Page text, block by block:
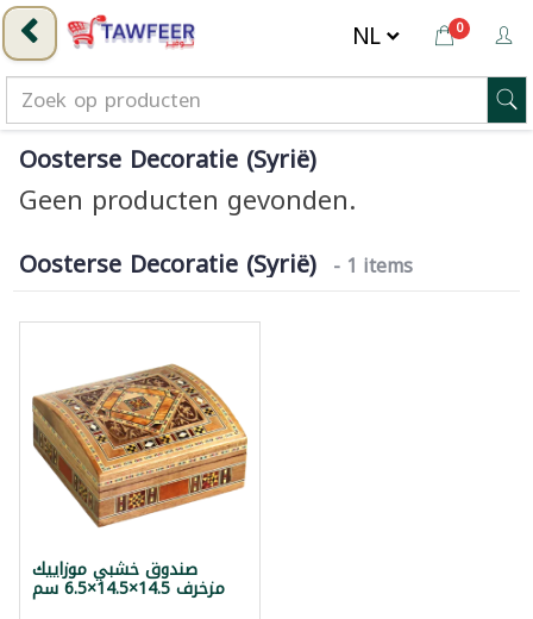
0
Oosterse Decoratie (Syrië)
Geen producten gevonden.
Oosterse Decoratie (Syrië) - 1 items
صندوق خشبي موزاييك
مزخرف 14.5×14.5×6.5 سم